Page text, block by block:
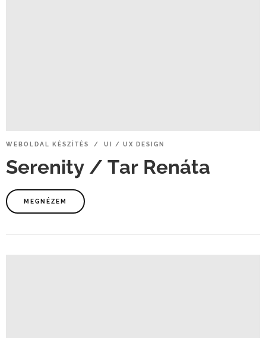
WEBOLDAL KÉSZÍTÉS / UI / UX DESIGN
Serenity / Tar Renáta
MEGNÉZEM